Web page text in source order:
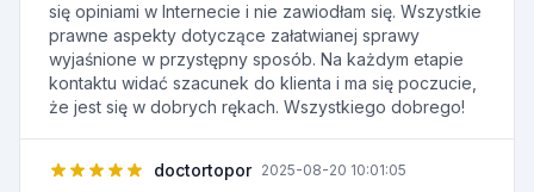
się opiniami w Internecie i nie zawiodłam się. Wszystkie
prawne aspekty dotyczące załatwianej sprawy
wyjaśnione w przystępny sposób. Na każdym etapie
kontaktu widać szacunek do klienta i ma się poczucie,
że jest się w dobrych rękach. Wszystkiego dobrego!
doctortopor 2025-08-20 10:01:05